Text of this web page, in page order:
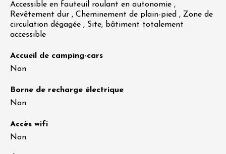
Accessible en fauteuil roulant en autonomie ,
Revêtement dur , Cheminement de plain-pied , Zone de
circulation dégagée , Site, bâtiment totalement
accessible
Accueil de camping-cars
Non
Borne de recharge électrique
Non
Accès wifi
Non